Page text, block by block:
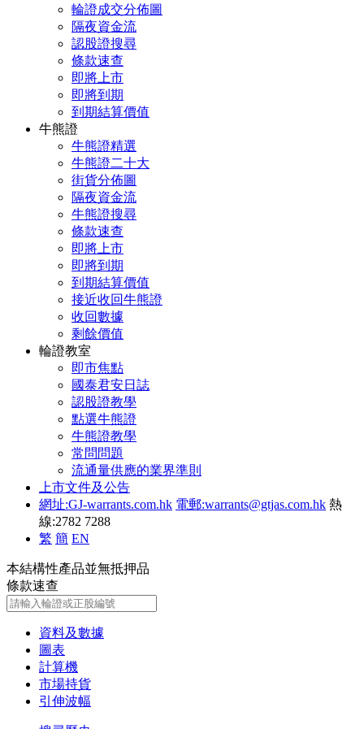
輪證成交分佈圖
隔夜資金流
認股證搜尋
條款速查
即將上市
即將到期
到期結算價值
牛熊證
牛熊證精選
牛熊證二十大
街貨分佈圖
隔夜資金流
牛熊證搜尋
條款速查
即將上市
即將到期
到期結算價值
接近收回牛熊證
收回數據
剩餘價值
輪證教室
即市焦點
國泰君安日誌
認股證教學
點選牛熊證
牛熊證教學
常問問題
流通量供應的業界準則
上市文件及公告
網址:GJ-warrants.com.hk 電郵:warrants@gtjas.com.hk 熱
線:2782 7288
繁 簡 EN
本結構性產品並無抵押品
條款速查
資料及數據
圖表
計算機
市場持貨
引伸波幅